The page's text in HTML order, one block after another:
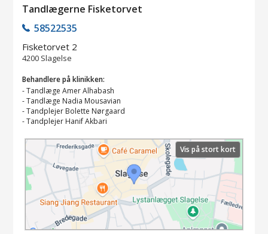
Tandlægerne Fisketorvet
58522535
Fisketorvet 2
4200 Slagelse
Behandlere på klinikken:
-Tandlæge Amer Alhabash
-Tandlæge Nadia Mousavian
-Tandplejer Bolette Nørgaard
-Tandplejer Hanif Akbari
Vis på stort kort